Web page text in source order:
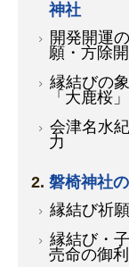
神社
開発開運
願・方除
縁結びの
「大鹿桜」
会津名水
力
磐椅神社
縁結び祈
縁結び・
売命の御